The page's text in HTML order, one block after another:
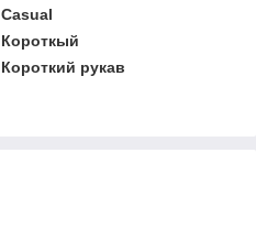
Casual
Короткый
Короткий рукав